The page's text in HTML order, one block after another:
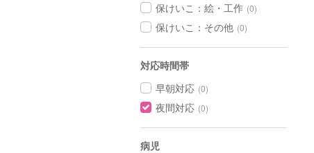
保けいこ：絵・工作 (0)
保けいこ：その他 (0)
対応時間帯
早朝対応 (0)
夜間対応 (0)
病児